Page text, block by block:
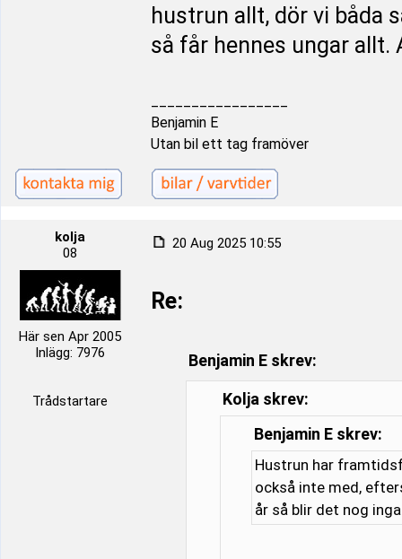
hustrun allt, dör vi båda
så får hennes ungar
Benjamin E
Utan bil ett tag framöver
kolja
08
Här sen Apr 2005
Inlägg: 7976
Trådstartare
20 Aug 2025 10:55
Re:
Benjamin E skrev:
Kolja skrev:
Benjamin E skrev:
Hustrun har
också inte med,
år så blir det nog